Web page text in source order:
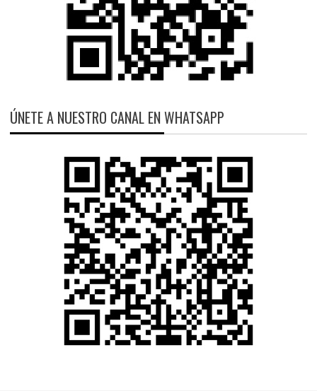
ÚNETE A NUESTRO CANAL EN WHATSAPP